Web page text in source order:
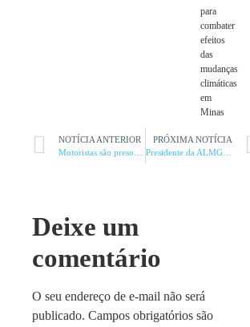
para
combater
efeitos
das
mudanças
climáticas
em
Minas
NOTÍCIA ANTERIOR
PRÓXIMA NOTÍCIA
Deixe um
comentário
O seu endereço de e-mail não será
publicado. Campos obrigatórios são